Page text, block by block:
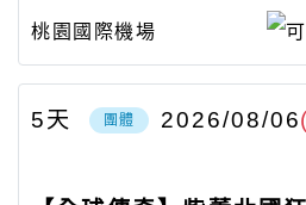
桃園國際機場
團體 2026/08/06
5天